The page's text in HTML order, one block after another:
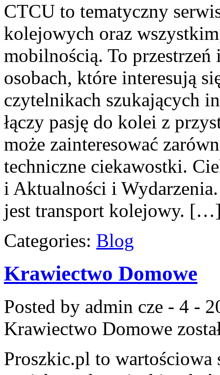
CTCU to tematyczny
kolejowych oraz
mobilnością. To
osobach, które interesują
czytelnikach szukających
łączy pasję do kolei z
może zainteresować
techniczne ciekawostki.
i Aktualności i
jest transport kolejowy.
Categories: Blog
Krawiectwo Domowe
Posted by admin cze - 4 -
Krawiectwo Domowe
Proszkic.pl to wartościowa